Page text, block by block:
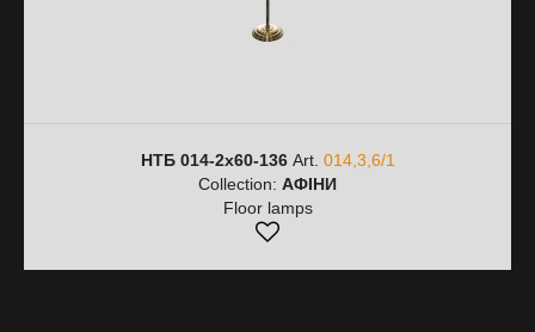
НТБ 014-2х60-136Art. 014,3,6/1
Collection: АФІНИ
Floor lamps